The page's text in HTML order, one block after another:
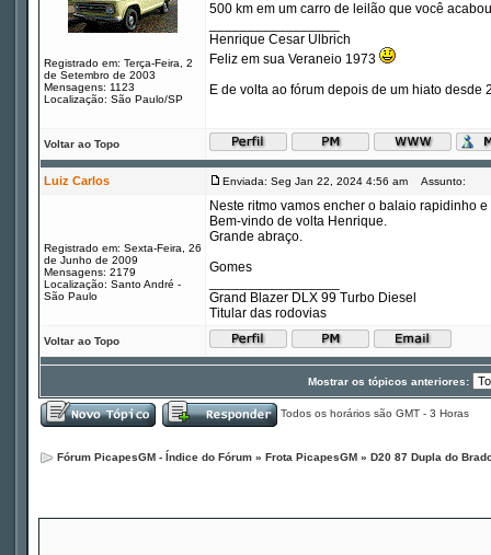
Registrado em: Terça-Feira, 2
de Setembro de 2003
Mensagens: 1123
Localização: São Paulo/SP
500 km em um carro de leilão que você
Henrique Cesar Ulbrich
Feliz em sua Veraneio 1973
E de volta ao fórum depois de um hiato desde
Voltar ao Topo
Luiz Carlos Enviada: Seg Jan 22, 2024 4:56 am Assunto:
Registrado em: Sexta-Feira, 26
de Junho de 2009
Mensagens: 2179
Localização: Santo André -
São Paulo
Neste ritmo vamos encher o balaio rapidinho
Bem-vindo de volta Henrique.
Grande abraço.
Gomes
Grand Blazer DLX 99 Turbo Diesel
Titular das rodovias
Voltar ao Topo
Mostrar os tópicos anteriores:
Todos os horários são GMT - 3 Horas
Fórum PicapesGM - Índice do Fórum » Frota PicapesGM » D20 87 Dupla do